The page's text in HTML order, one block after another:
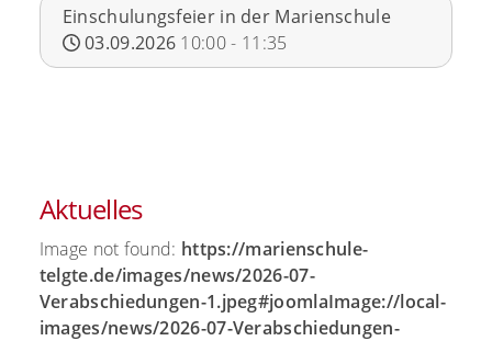
Einschulungsfeier in der Marienschule
03.09.2026 10:00- 11:35
Aktuelles
Image not found: https://marienschule-
telgte.de/images/news/2026-07-
Verabschiedungen-1.jpeg#joomlaImage://local-
images/news/2026-07-Verabschiedungen-